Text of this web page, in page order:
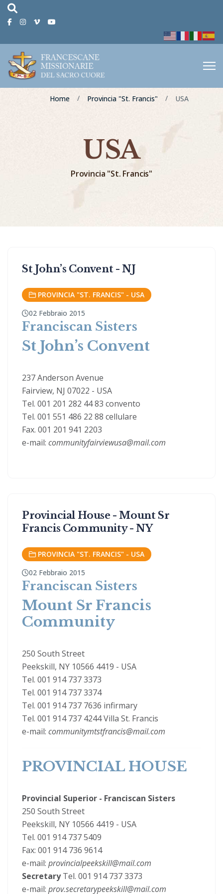
FacebookInstagram
Vimeo
fa-
glass
Home Provincia "St. Francis" USA
USA
Provincia "St. Francis"
St John’s Convent - NJ
PROVINCIA "ST. FRANCIS" - USA
02 Febbraio 2015
Franciscan Sisters
St John’s Convent
237 Anderson Avenue
Fairview, NJ 07022 - USA
Tel. 001 201 282 44 83 convento
Tel. 001 551 486 22 88 cellulare
Fax. 001 201 941 2203
e-mail: communityfairviewusa@mail.com
Provincial House - Mount Sr
Francis Community - NY
PROVINCIA "ST. FRANCIS" - USA
02 Febbraio 2015
Franciscan Sisters
Mount Sr Francis
Community
250 South Street
Peekskill, NY 10566 4419 - USA
Tel. 001 914 737 3373
Tel. 001 914 737 3374
Tel. 001 914 737 7636 infirmary
Tel. 001 914 737 4244 Villa St. Francis
e-mail: communitymtstfrancis@mail.com
PROVINCIAL HOUSE
Provincial Superior - Franciscan Sisters
250 South Street
Peekskill, NY 10566 4419 - USA
Tel. 001 914 737 5409
Fax: 001 914 736 9614
e-mail: provincialpeekskill@mail.com
SecretaryTel. 001 914 737 3373
e-mail: prov.secretarypeekskill@mail.com